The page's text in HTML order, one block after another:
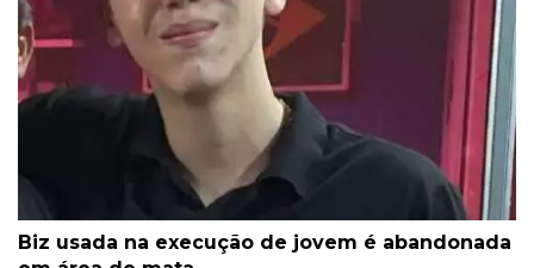
Biz usada na execução de jovem é abandonada